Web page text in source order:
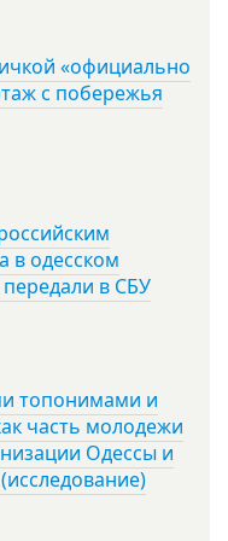
«официально
с побережья
в одесском
в СБУ
топонимами и
часть молодежи
Одессы и